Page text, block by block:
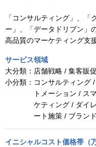
「コンサルティング」、
ー」、「データドリブン」
高品質のマーケティング支
サービス領域
大分類： 店舗戦略 / 集客販促
小分類： コンサルティング
トメーション / ス
ケティング / ダイ
ート施策 / ブラン
イニシャルコスト価格帯（